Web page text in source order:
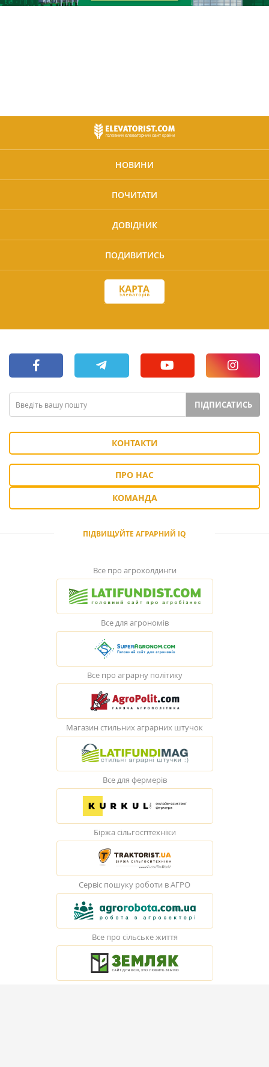
НОВИНИ
ПОЧИТАТИ
ДОВІДНИК
ПОДИВИТИСЬ
ПІДПИСАТИСЬ
КОНТАКТИ
ПРО НАС
КОМАНДА
ПІДВИЩУЙТЕ АГРАРНИЙ IQ
Все про агрохолдинги
Все для агрономів
Все про аграрну політику
Магазин стильних аграрних штучок
Все для фермерів
Біржа сільгосптехніки
Сервіс пошуку роботи в АГРО
Все про сільське життя